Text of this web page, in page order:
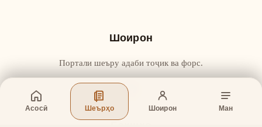
Асосӣ Шеърҳо Шоирон Ман
Шоирон
Портали шеъру адаби тоҷик ва форс.